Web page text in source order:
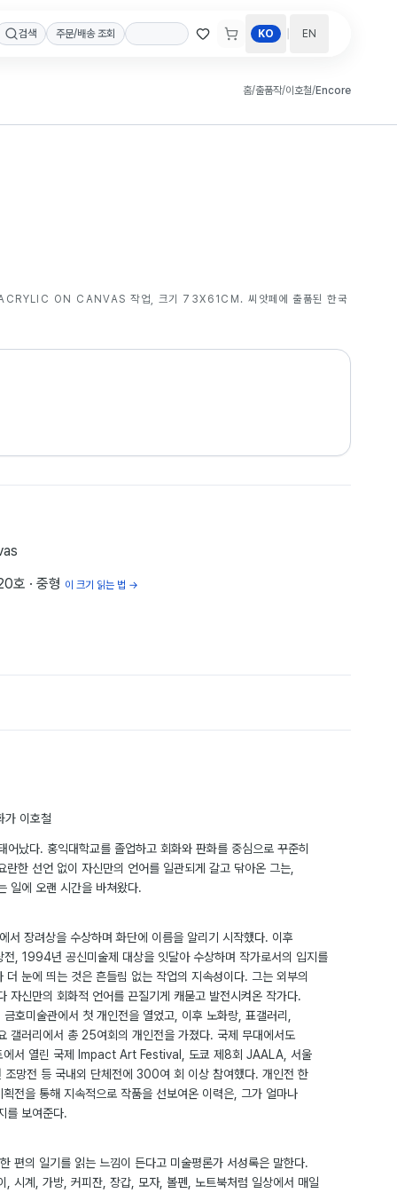
검색 주문/배송 조회 KO EN
홈/출품작/이호철/Encore
ACRYLIC ON CANVAS 작업, 크기 73X61CM. 씨앗페에 출품된 한국
호 · 중형 이 크기 읽는 법 →
이호철
났다. 홍익대학교를 졸업하고 회화와 판화를 중심으로 꾸준히
란한 선언 없이 자신만의 언어를 일관되게 갈고 닦아온 그는,
일에 오랜 시간을 바쳐왔다.
서 장려상을 수상하며 화단에 이름을 알리기 시작했다. 이후
, 1994년 공신미술제 대상을 잇달아 수상하며 작가로서의 입지를
더 눈에 띄는 것은 흔들림 없는 작업의 지속성이다. 그는 외부의
자신만의 회화적 언어를 끈질기게 캐묻고 발전시켜온 작가다.
호미술관에서 첫 개인전을 열었고, 이후 노화랑, 표갤러리,
갤러리에서 총 25여회의 개인전을 가졌다. 국제 무대에서도
에서 열린 국제 Impact Art Festival, 도쿄 제8회 JAALA, 서울
망전 등 국내외 단체전에 300여 회 이상 참여했다. 개인전 한
전을 통해 지속적으로 작품을 선보여온 이력은, 그가 얼마나
를 보여준다.
편의 일기를 읽는 느낌이 든다고 미술평론가 서성록은 말한다.
, 시계, 가방, 커피잔, 장갑, 모자, 볼펜, 노트북처럼 일상에서 매일